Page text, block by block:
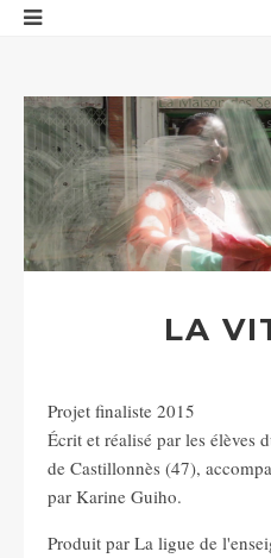
LA
Projet finaliste 2015
Écrit et réalisé par les élèves
de Castillonnès (47),
par Karine Guiho.
Produit par La ligue de